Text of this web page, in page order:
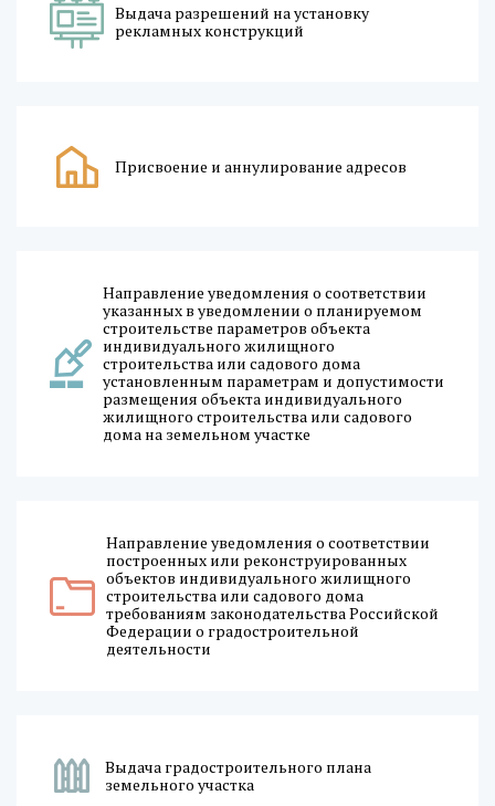
Выдача разрешений на установку
рекламных конструкций
Присвоение и аннулирование адресов
Направление уведомления о соответствии
указанных в уведомлении о планируемом
строительстве параметров объекта
индивидуального жилищного
строительства или садового дома
установленным параметрам и допустимости
размещения объекта индивидуального
жилищного строительства или садового
дома на земельном участке
Направление уведомления о соответствии
построенных или реконструированных
объектов индивидуального жилищного
строительства или садового дома
требованиям законодательства Российской
Федерации о градостроительной
деятельности
Выдача градостроительного плана
земельного участка